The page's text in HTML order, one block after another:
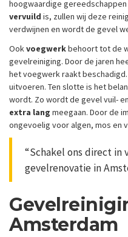
hoogwaardige
vervuild is, zullen wij deze
verdwijnen en wordt de gevel
Ook voegwerkbehoort tot de
gevelreiniging. Door de jaren
het voegwerk raakt
uitvoeren. Ten slotte is het
wordt. Zo wordt de gevel vuil-
extra lang meegaan. Door de
ongevoelig voor algen, mos en
“Schakel ons direct in
gevelrenovatie in
Amsterdam